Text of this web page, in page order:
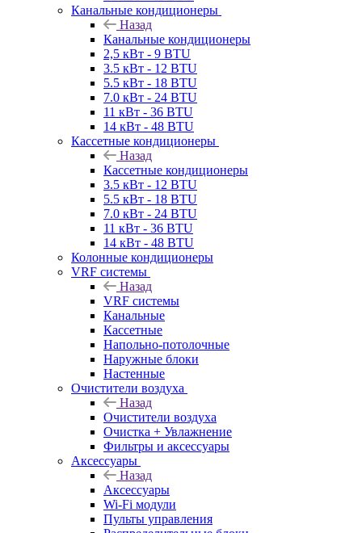
Канальные кондиционеры
Назад
Канальные кондиционеры
2,5 кВт - 9 BTU
3.5 кВт - 12 BTU
5.5 кВт - 18 BTU
7.0 кВт - 24 BTU
11 кВт - 36 BTU
14 кВт - 48 BTU
Кассетные кондиционеры
Назад
Кассетные кондиционеры
3.5 кВт - 12 BTU
5.5 кВт - 18 BTU
7.0 кВт - 24 BTU
11 кВт - 36 BTU
14 кВт - 48 BTU
Колонные кондиционеры
VRF системы
Назад
VRF системы
Канальные
Кассетные
Напольно-потолочные
Наружные блоки
Настенные
Очистители воздуха
Назад
Очистители воздуха
Очистка + Увлажнение
Фильтры и аксессуары
Аксессуары
Назад
Аксессуары
Wi-Fi модули
Пульты управления